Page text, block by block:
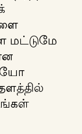
மட்டுமே